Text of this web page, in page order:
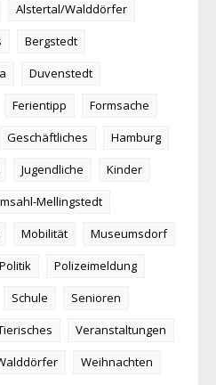
Alstertal/Walddörfer
Bergstedt
Duvenstedt
Ferientipp
Formsache
Geschäftliches
Hamburg
Jugendliche
Kinder
Mellingstedt
Mobilität
Museumsdorf
Politik
Polizeimeldung
Schule
Senioren
Veranstaltungen
Weihnachten